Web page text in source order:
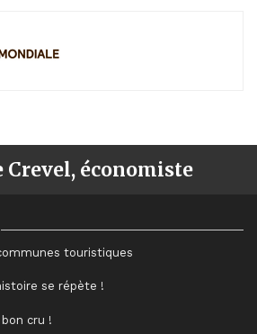
économiste
touristiques
se répète !
cru !